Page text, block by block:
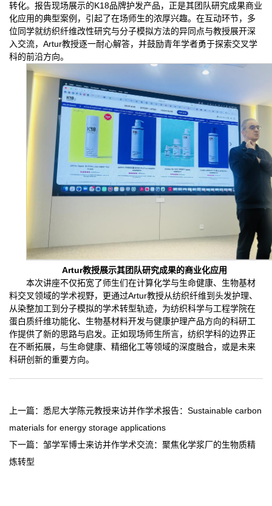
转化。报告现场展示的K18品牌护发产品，正是其团队研究成果商业
化应用的典型案例，引起了在场师生的浓厚兴趣。在互动环节，多
位同学就纺织纤维改性研究与分子模拟方法的异同点与教授展开深
入交流，Artur教授逐一耐心解答，并鼓励青年学者勇于探索交叉学
科的前沿方向。
Artur教授展示其团队研究成果的商业化应用
本次讲座不仅拓宽了师生们在计算化学与生命健康、生物基材
料交叉领域的学术视野，更通过Artur教授从纺织纤维到头发护理、
从染整加工到分子模拟的学术转型轨迹，为纺织科学与工程学院在
蛋白质纤维功能化、生物基材料开发与健康护理产品方向的科研工
作提供了新的思路与启发。正如现场师生所言，纺织学科的边界正
在不断拓展，与生命健康、精细化工等领域的深度融合，或是未来
科研创新的重要方向。
上一篇： 悉尼大学陈元教授来访并作学术报告：Sustainable carbon
materials for energy storage applications
下一篇： 邹学军博士来访并作学术交流：聚焦化学浆厂的生物质精
炼转型